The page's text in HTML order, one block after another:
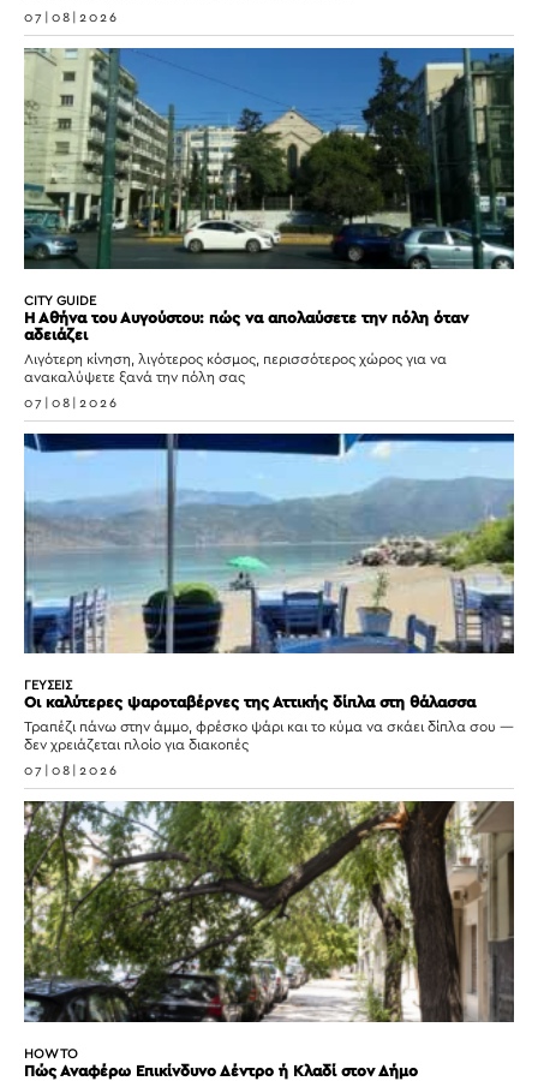
07|08|2026
CITY GUIDE
Η Αθήνα του Αυγούστου: πώς να απολαύσετε την πόλη όταν
αδειάζει
Λιγότερη κίνηση, λιγότερος κόσμος, περισσότερος χώρος για να
ανακαλύψετε ξανά την πόλη σας
07|08|2026
ΓΕΥΣΕΙΣ
Οι καλύτερες ψαροταβέρνες της Αττικής δίπλα στη θάλασσα
Τραπέζι πάνω στην άμμο, φρέσκο ψάρι και το κύμα να σκάει δίπλα σου —
δεν χρειάζεται πλοίο για διακοπές
07|08|2026
HOW TO
Πώς Αναφέρω Επικίνδυνο Δέντρο ή Κλαδί στον Δήμο